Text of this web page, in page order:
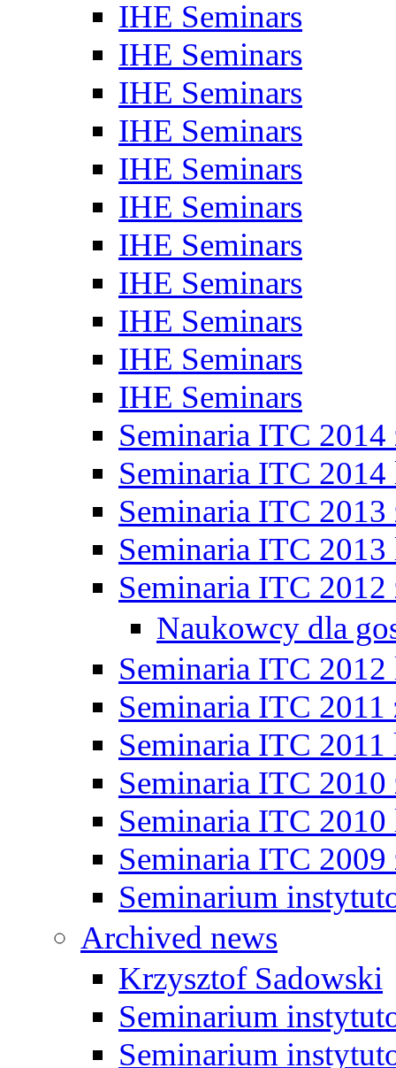
IHE Seminars
IHE Seminars
IHE Seminars
IHE Seminars
IHE Seminars
IHE Seminars
IHE Seminars
IHE Seminars
IHE Seminars
IHE Seminars
IHE Seminars
Seminaria ITC 2014
Seminaria ITC 2014
Seminaria ITC 2013
Seminaria ITC 2013
Seminaria ITC 2012
Naukowcy dla
Seminaria ITC 2012
Seminaria ITC 2011
Seminaria ITC 2011
Seminaria ITC 2010
Seminaria ITC 2010
Seminaria ITC 2009
Seminarium
Archived news
Krzysztof Sadowski
Seminarium
Seminarium